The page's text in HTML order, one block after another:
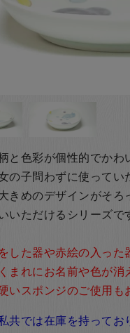
と色彩が個性的でかわ
の子問わずに使ってい
きめのデザインがそろ
いただけるシリーズで
した器や赤絵の入った
まれにお名前や色が消
いスポンジのご使用も
共では在庫を持ってお